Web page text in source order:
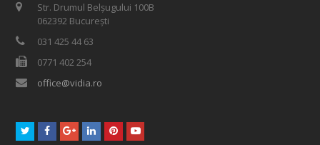
Str. Drumul Belșugului 100B
062392 București
031 425 44 63
0771 402 254
office@vidia.ro
TwitterFacebookGooglePlus
LinkedInPinterestYoutube